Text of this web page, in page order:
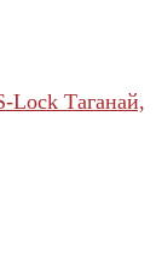
Таганай,